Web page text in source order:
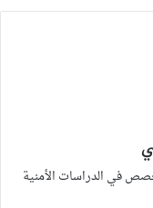
في الدراسات الأمنية